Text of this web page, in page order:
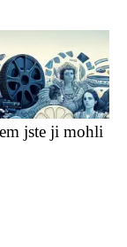
jste ji mohli